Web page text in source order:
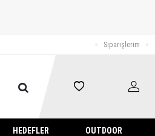
Siparişlerim
HEDEFLER OUTDOOR